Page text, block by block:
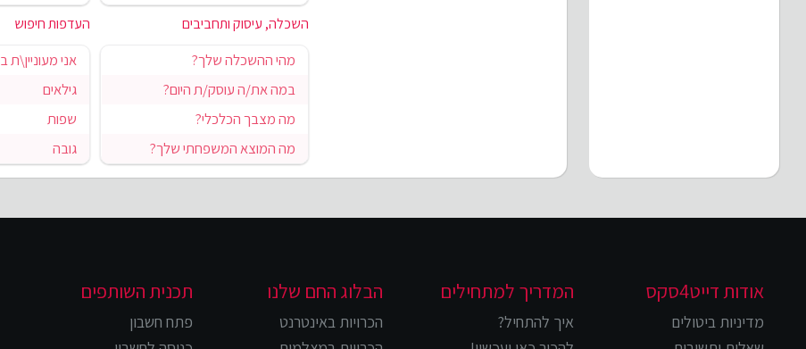
העדפות חיפוש
אני מעוניין\ת ב
גילאים
שפות
גובה
השכלה, עיסוק ותחביבים
מהי ההשכלה שלך?
במה את/ה עוסק/ת היום?
מה מצבך הכלכלי?
מה המוצא המשפחתי שלך?
אודות דייט4סקס
מדיניות ביטולים
המדריך למתחילים
איך להתחיל?
הבלוג החם שלנו
הכרויות באינטרנט
תכנית השותפים
פתח חשבון